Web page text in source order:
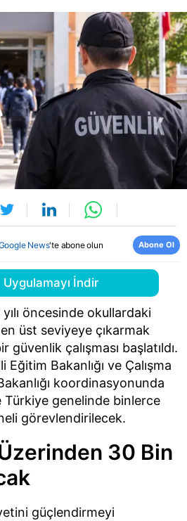
News'te abone olun Abone Ol
Uygulamayı İndir
öncesinde okullardaki
üst seviyeye çıkarmak
güvenlik çalışması başlatıldı.
Eğitim Bakanlığı ve Çalışma
koordinasyonunda
genelinde binlerce
görevlendirilecek.
30 Bin
güçlendirmeyi